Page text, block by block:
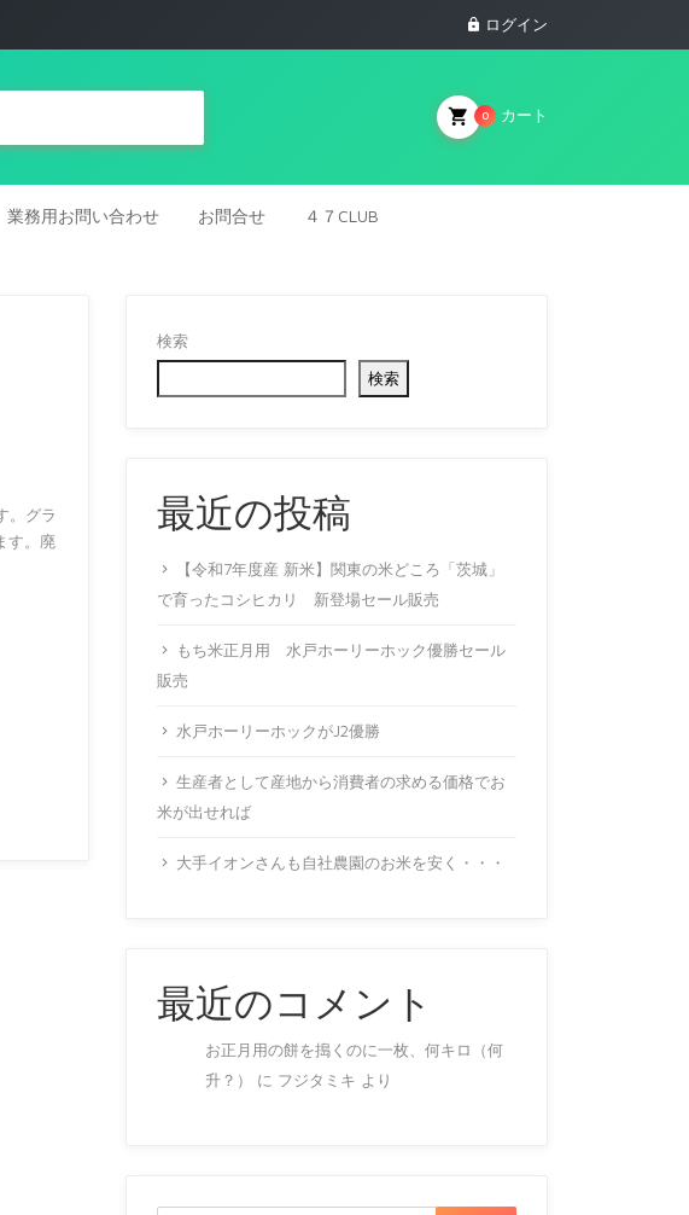
ログイン
カート
0
業務用お問い合わせ お問合せ ４７CLUB
。グラ
す。廃
検索
検索
最近の投稿
【令和7年度産 新米】関東の米どころ「茨城」
で育ったコシヒカリ 新登場セール販売
もち米正月用 水戸ホーリーホック優勝セール
販売
水戸ホーリーホックがJ2優勝
生産者として産地から消費者の求める価格でお
米が出せれば
大手イオンさんも自社農園のお米を安く・・・
最近のコメント
お正月用の餅を搗くのに一枚、何キロ（何
升？）
に フジタミキ より